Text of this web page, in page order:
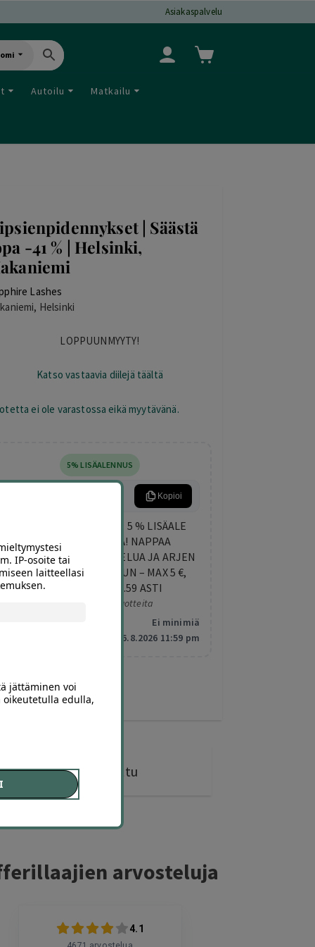
Asiakaspalvelu
Autoilu Matkailu
| Säästä
-41 % | Helsinki,
Lashes
Helsinki
LOPPUUNMYYTY!
Katso vastaavia diilejä täältä
ei ole varastossa eikä myytävänä.
5% LISÄALENNUS
Kopioi
KESKIVIIKON LISÄETU: 5 % LISÄALE
KAIKISTA DIILEISTÄ! NAPPAA
TEKEMISTÄ, HEMMOTTELUA JA ARJEN
PIRISTYSTÄ ELOKUUHUN – MAX 5 €,
VOIMASSA KLO 23.59 ASTI
Koskee valittuja tuotteita
Ei minimiä
6.8.2026 11:59 pm
293 diiliä ostettu
arvosteluja
4.1
IP-osoite tai
laitteellasi
jättäminen voi
oikeutetulla edulla,